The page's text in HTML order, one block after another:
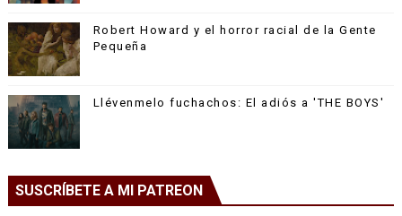
Robert Howard y el horror racial de la Gente
Pequeña
Llévenmelo fuchachos: El adiós a 'THE BOYS'
SUSCRÍBETE A MI PATREON